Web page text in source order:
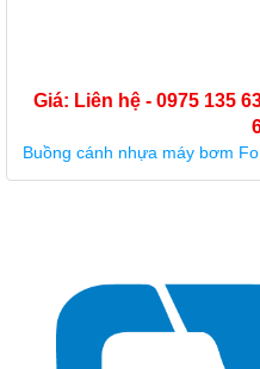
Giá: Liên hệ - 0975 135
Buồng cánh nhựa máy bơm